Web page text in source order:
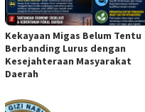
Kekayaan Migas Belum Tentu
Berbanding Lurus dengan
Kesejahteraan Masyarakat
Daerah